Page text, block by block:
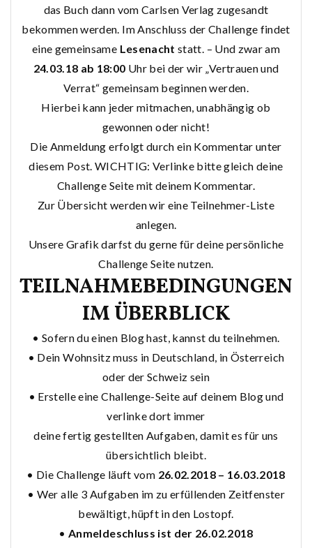
das Buch dann vom Carlsen Verlag zugesandt
bekommen werden. Im Anschluss der Challenge findet
eine gemeinsame Lesenacht statt. – Und zwar am
24.03.18 ab 18:00 Uhr bei der wir „Vertrauen und
Verrat“ gemeinsam beginnen werden.
Hierbei kann jeder mitmachen, unabhängig ob
gewonnen oder nicht!
Die Anmeldung erfolgt durch ein Kommentar unter
diesem Post. WICHTIG: Verlinke bitte gleich deine
Challenge Seite mit deinem Kommentar.
Zur Übersicht werden wir eine Teilnehmer-Liste
anlegen.
Unsere Grafik darfst du gerne für deine persönliche
Challenge Seite nutzen.
TEILNAHMEBEDINGUNGEN
IM ÜBERBLICK
• Sofern du einen Blog hast, kannst du teilnehmen.
• Dein Wohnsitz muss in Deutschland, in Österreich
oder der Schweiz sein
• Erstelle eine Challenge-Seite auf deinem Blog und
verlinke dort immer
deine fertig gestellten Aufgaben, damit es für uns
übersichtlich bleibt.
• Die Challenge läuft vom 26.02.2018 – 16.03.2018
• Wer alle 3 Aufgaben im zu erfüllenden Zeitfenster
bewältigt, hüpft in den Lostopf.
• Anmeldeschluss ist der 26.02.2018